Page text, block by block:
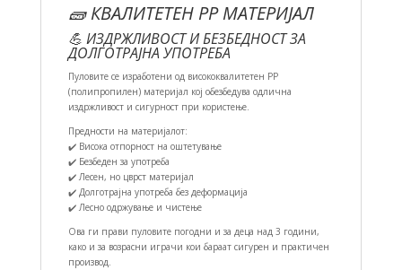
🧱 КВАЛИТЕТЕН PP МАТЕРИЈАЛ
💪 ИЗДРЖЛИВОСТ И БЕЗБЕДНОСТ ЗА
ДОЛГОТРАЈНА УПОТРЕБА
Пуловите се изработени од висококвалитетен PP
(полипропилен) материјал кој обезбедува одлична
издржливост и сигурност при користење.
Предности на материјалот:
✔️ Висока отпорност на оштетување
✔️ Безбеден за употреба
✔️ Лесен, но цврст материјал
✔️ Долготрајна употреба без деформација
✔️ Лесно одржување и чистење
Ова ги прави пуловите погодни и за деца над 3 години,
како и за возрасни играчи кои бараат сигурен и практичен
производ.